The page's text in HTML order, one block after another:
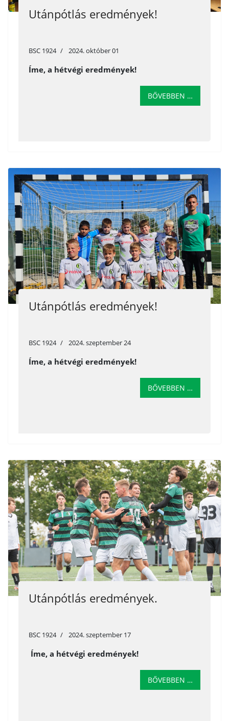
Utánpótlás eredmények!
BSC 1924 2024. október 01
Íme, a hétvégi eredmények!
BŐVEBBEN …
Utánpótlás eredmények!
BSC 1924 2024. szeptember 24
Íme, a hétvégi eredmények!
BŐVEBBEN …
Utánpótlás eredmények.
BSC 1924 2024. szeptember 17
Íme, a hétvégi eredmények!
BŐVEBBEN …